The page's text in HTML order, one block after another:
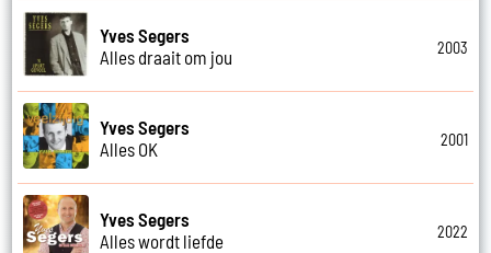
Yves Segers
Alles draait om jou
2003
Yves Segers
Alles OK
2001
Yves Segers
Alles wordt liefde
2022